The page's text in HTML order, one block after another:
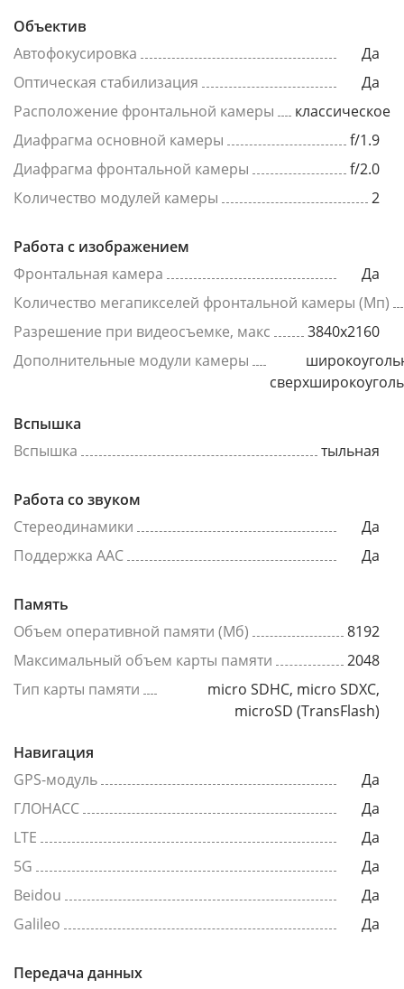
Объектив
Автофокусировка
Да
Оптическая стабилизация
Да
Расположение фронтальной камеры
классическое
Диафрагма основной камеры
f/1.9
Диафрагма фронтальной камеры
f/2.0
Количество модулей камеры
2
Работа с изображением
Фронтальная камера
Да
Количество мегапикселей фронтальной камеры (Мп)
Разрешение при видеосъемке, макс
3840x2160
Дополнительные модули камеры
Вспышка
Вспышка
тыльная
Работа со звуком
Стереодинамики
Да
Поддержка AAC
Да
Память
Объем оперативной памяти (Мб)
8192
Максимальный объем карты памяти
2048
Тип карты памяти
micro SDHC, micro SDXC,
microSD (TransFlash)
Навигация
GPS-модуль
Да
ГЛОНАСС
Да
LTE
Да
5G
Да
Beidou
Да
Galileo
Да
Передача данных